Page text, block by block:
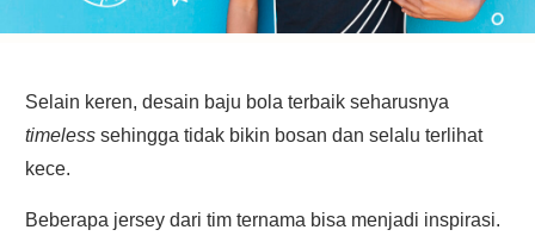
Selain keren, desain baju bola terbaik seharusnya
timeless sehingga tidak bikin bosan dan selalu terlihat
kece.
Beberapa jersey dari tim ternama bisa menjadi inspirasi.